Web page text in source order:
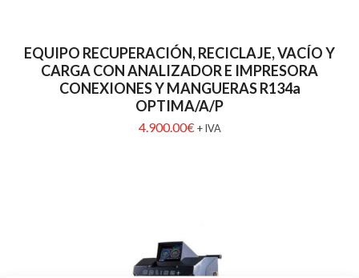
EQUIPO RECUPERACIÓN, RECICLAJE, VACÍO Y
CARGA CON ANALIZADOR E IMPRESORA
CONEXIONES Y MANGUERAS R134a
OPTIMA/A/P
4.900.00€ + IVA